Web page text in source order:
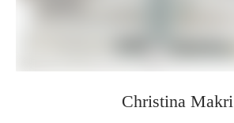
Christina Makri